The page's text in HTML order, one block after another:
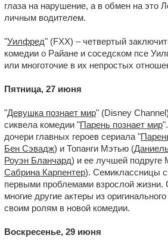
глаза на нарушение, а в обмен на это
личным водителем.
"Уилфред" (FXX) – четвертый
комедии о Райане и соседском псе
или многоточие в их непростых
Пятница, 27 июня
"Девушка познает мир" (Disney
сиквела комедии "Парень познает мир
дочери главных героев сериала "
Бен Сэвадж) и Топанги Мэтью (
Роуэн Бланчард) и ее лучшей подруге
Сабрина Карпентер). Семиклассницы
первыми проблемами взрослой
многие другие актеры из
своим ролям в новой комедии.
Воскресенье, 29 июня